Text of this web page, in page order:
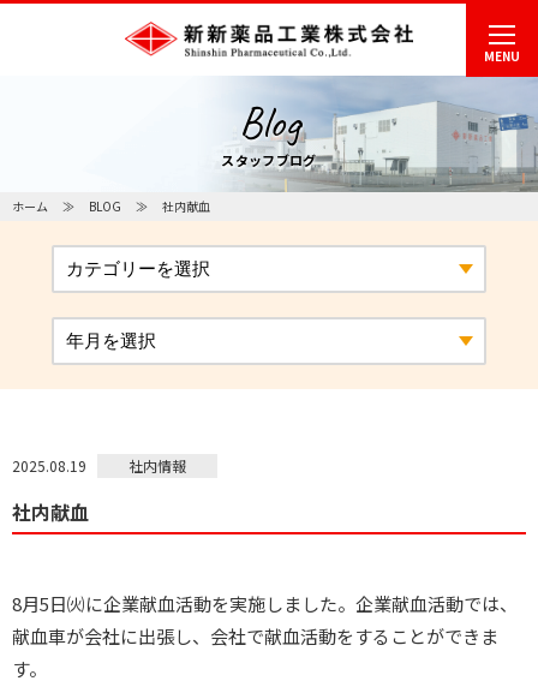
MENU
Blog
スタッフブログ
ホーム BLOG 社内献血
2025.08.19 社内情報
社内献血
8月5日㈫に企業献血活動を実施しました。企業献血活動では、
献血車が会社に出張し、会社で献血活動をすることができま
す。